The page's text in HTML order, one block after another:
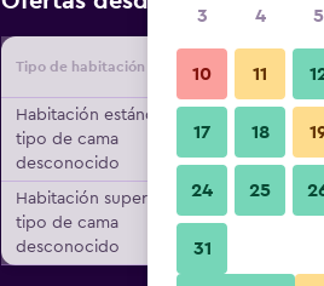
Tipo de habitación Proveedor
Habitación estándar,
tipo de cama
desconocido
Habitación superior,
tipo de cama
desconocido
3 4 5
10 11
17 18
24 25
31